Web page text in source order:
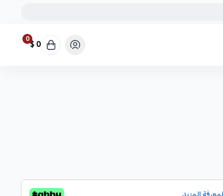
0 0 $